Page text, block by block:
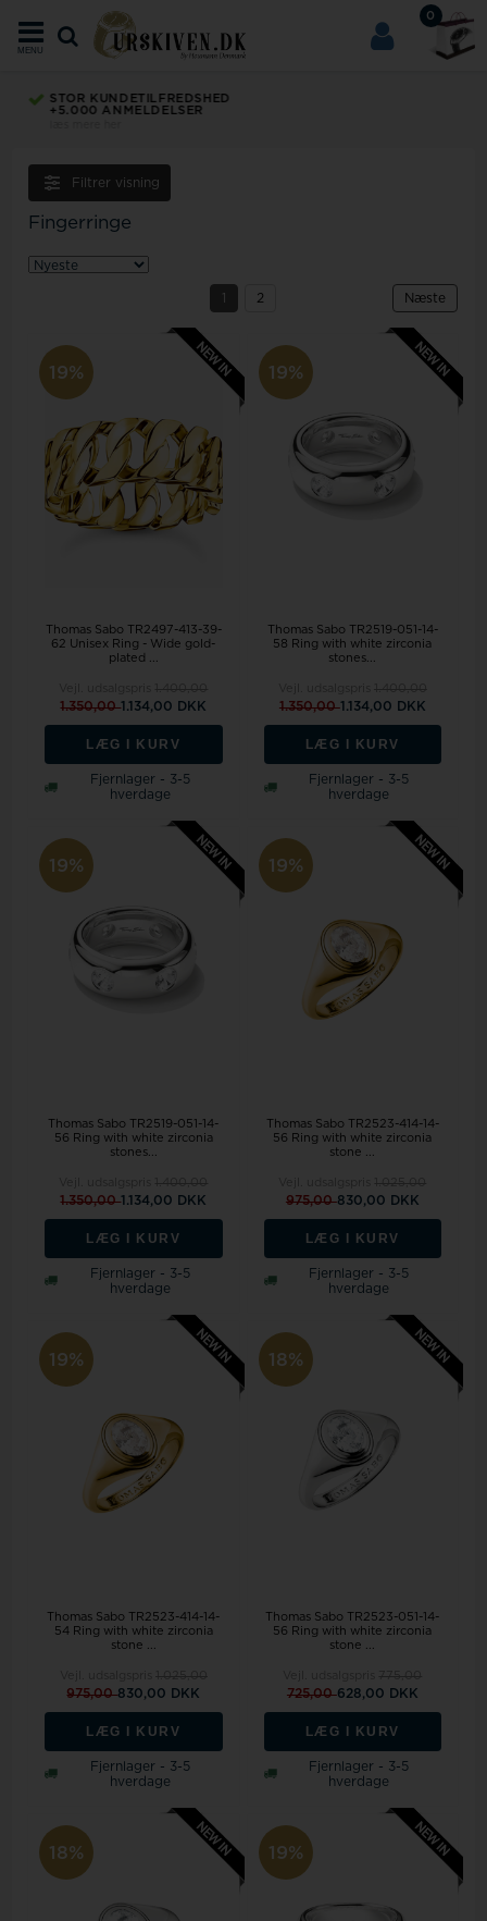
0
MENU
STOR KUNDETILFREDSHED
+5.000 ANMELDELSER
Filtrer visning
Fingerringe
2 Næste
19%
Thomas Sabo TR2497-413-39-
62 Unisex Ring - Wide gold-
plated ...
1.350,001.134,00 DKK
LÆG I KURV
Fjernlager - 3-5
hverdage
19%
Thomas Sabo TR2519-051-14-
58 Ring with white zirconia
stones...
1.350,001.134,00 DKK
LÆG I KURV
Fjernlager - 3-5
hverdage
19%
Thomas Sabo TR2519-051-14-
56 Ring with white zirconia
stones...
1.350,001.134,00 DKK
LÆG I KURV
Fjernlager - 3-5
hverdage
19%
Thomas Sabo TR2523-414-14-
56 Ring with white zirconia
stone ...
975,00830,00 DKK
LÆG I KURV
Fjernlager - 3-5
hverdage
19%
Thomas Sabo TR2523-414-14-
54 Ring with white zirconia
stone ...
975,00830,00 DKK
LÆG I KURV
Fjernlager - 3-5
hverdage
18%
Thomas Sabo TR2523-051-14-
56 Ring with white zirconia
stone ...
725,00628,00 DKK
LÆG I KURV
Fjernlager - 3-5
hverdage
18% 19%